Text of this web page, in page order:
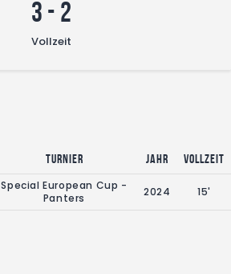
3 - 2
Vollzeit
Turnier Jahr
Vollzeit
Special European Cup -
Panters
2024 15'